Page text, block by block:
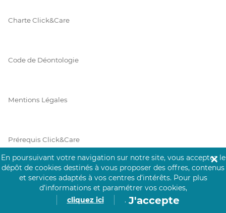
Charte Click&Care
Code de Déontologie
Mentions Légales
Prérequis Click&Care
Protection des Données
En poursuivant votre navigation sur notre site, vous acceptez le
dépôt de cookies destinés à vous proposer des offres, contenus
et services adaptés à vos centres d’intérêts. Pour plus
d’informations et paramétrer vos cookies,
cliquez ici
. J'accepte
✕